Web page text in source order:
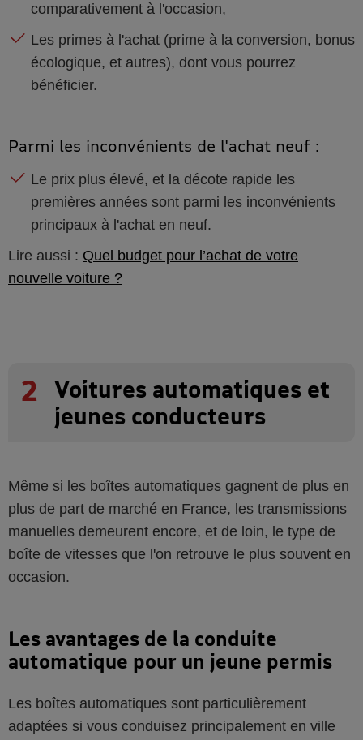
comparativement à l'occasion,
Les primes à l'achat (prime à la conversion, bonus
écologique, et autres), dont vous pourrez
bénéficier.
Parmi les inconvénients de l'achat neuf :
Le prix plus élevé, et la décote rapide les
premières années sont parmi les inconvénients
principaux à l'achat en neuf.
Lire aussi : Quel budget pour l’achat de votre
nouvelle voiture ?
2
Voitures automatiques et
jeunes conducteurs
Même si les boîtes automatiques gagnent de plus en
plus de part de marché en France, les transmissions
manuelles demeurent encore, et de loin, le type de
boîte de vitesses que l'on retrouve le plus souvent en
occasion.
Les avantages de la conduite
automatique pour un jeune permis
Les boîtes automatiques sont particulièrement
adaptées si vous conduisez principalement en ville